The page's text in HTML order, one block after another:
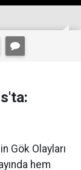
Gök Olayları
hem